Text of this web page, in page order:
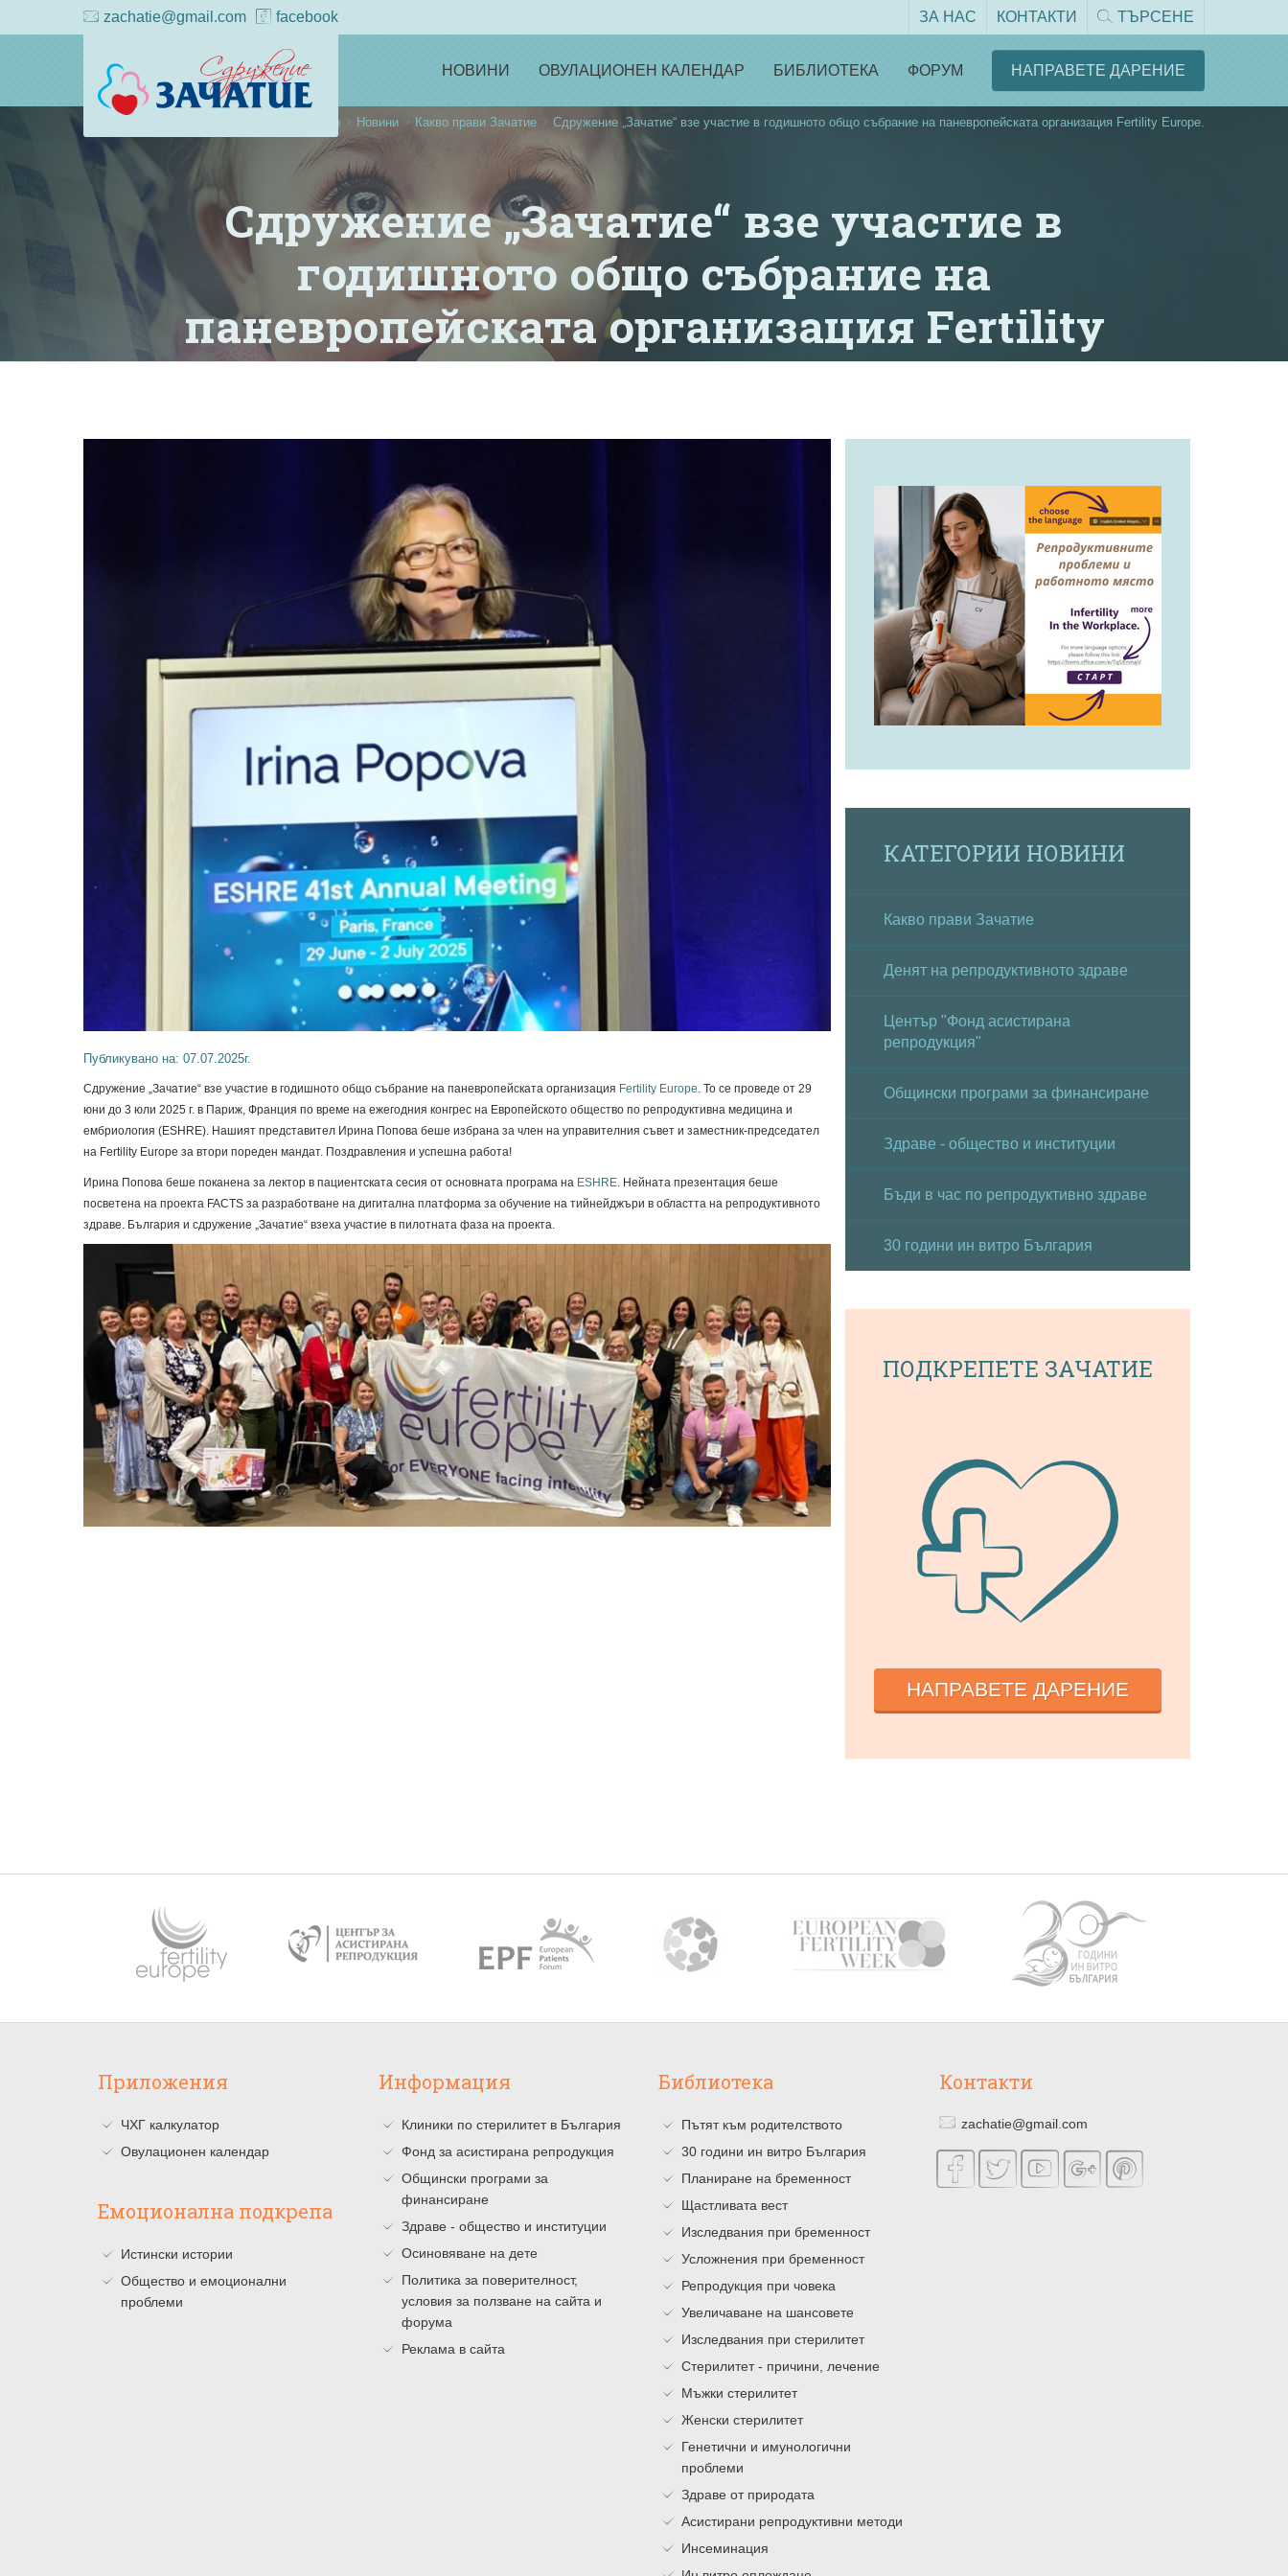
zachatie@gmail.com facebook ЗА НАС КОНТАКТИ ТЪРСЕНЕ
НОВИНИ ОВУЛАЦИОНЕН КАЛЕНДАР БИБЛИОТЕКА ФОРУМ НАПРАВЕТЕ ДАРЕНИЕ
Начало Новини Какво прави Зачатие Сдружение „Зачатие“ взе участие в годишното общо събрание на паневропейската организация Fertility Europe.
Сдружение „Зачатие“ взе участие в
годишното общо събрание на
паневропейската организация Fertility
Europe.
Публикувано на: 07.07.2025г.
Сдружение „Зачатие“ взе участие в годишното общо събрание на паневропейската организация Fertility Europe. То се проведе от 29
юни до 3 юли 2025 г. в Париж, Франция по време на ежегодния конгрес на Европейското общество по репродуктивна медицина и
ембриология (ESHRE). Нашият представител Ирина Попова беше избрана за член на управителния съвет и заместник-председател
на Fertility Europe за втори пореден мандат. Поздравления и успешна работа!
Ирина Попова беше поканена за лектор в пациентската сесия от основната програма на ESHRE. Нейната презентация беше
посветена на проекта FACTS за разработване на дигитална платформа за обучение на тийнейджъри в областта на репродуктивното
здраве. България и сдружение „Зачатие“ взеха участие в пилотната фаза на проекта.
КАТЕГОРИИ НОВИНИ
Какво прави Зачатие
Денят на репродуктивното здраве
Център "Фонд асистирана
репродукция"
Общински програми за финансиране
Здраве - общество и институции
Бъди в час по репродуктивно здраве
30 години ин витро България
ПОДКРЕПЕТЕ ЗАЧАТИЕ
НАПРАВЕТЕ ДАРЕНИЕ
Приложения
ЧХГ калкулатор
Овулационен календар
Емоционална подкрепа
Истински истории
Общество и емоционални
проблеми
Информация
Клиники по стерилитет в България
Фонд за асистирана репродукция
Общински програми за
финансиране
Здраве - общество и институции
Осиновяване на дете
Политика за поверителност,
условия за ползване на сайта и
форума
Реклама в сайта
Библиотека
Пътят към родителството
30 години ин витро България
Планиране на бременност
Щастливата вест
Изследвания при бременност
Усложнения при бременност
Репродукция при човека
Увеличаване на шансовете
Изследвания при стерилитет
Стерилитет - причини, лечение
Мъжки стерилитет
Женски стерилитет
Генетични и имунологични
проблеми
Здраве от природата
Асистирани репродуктивни методи
Инсеминация
Контакти
zachatie@gmail.com